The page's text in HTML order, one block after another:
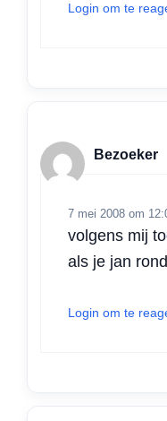
Login om te
Bezoeker
7 mei 2008 om
volgens mij
als je jan
Login om te